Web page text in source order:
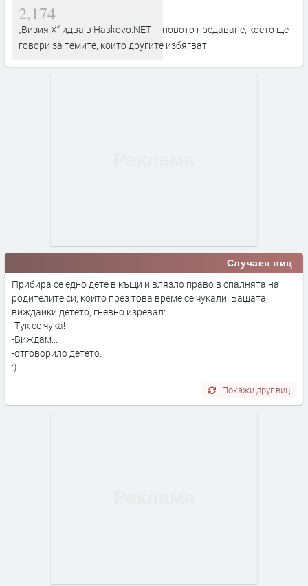
2,174
„Визия Х“ идва в Haskovo.NET – новото предаване, което ще
говори за темите, които другите избягват
Случаен виц
Прибира се едно дете в къщи и влязло право в спалнята на
родителите си, които през това време се чукали. Бащата,
виждайки детето, гневно изревал:
-Тук се чука!
-Виждам...
-отговорило детето.
:)
Покажи друг виц